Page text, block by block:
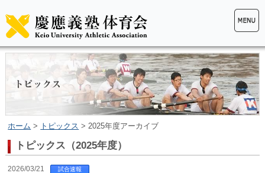
ホーム > トピックス > 2025年度アーカイブ
トピックス（2025年度）
2026/03/21 試合速報